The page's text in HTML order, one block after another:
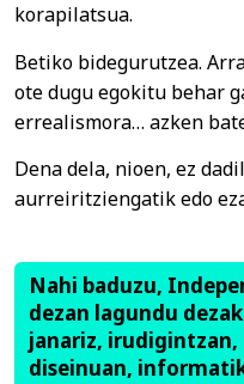
korapilatsua.
Betiko bidegurutzea.
ote dugu egokitu behar
errealismora… azken
Dena dela, nioen, ez
aurreiritziengatik edo
Nahi baduzu,
dezan lagundu
janariz,
diseinuan,